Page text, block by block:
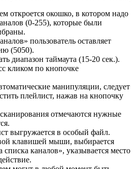
откроется окошко, в котором надо
(0-255), которые были
пользователь оставляет
(5050).
диапазон таймаута (15-20 сек.).
кликом по кнопочке
манипуляции, следует
плейлист, нажав на кнопочку
отмечаются нужные
выгружается в особый файл.
клавишей мыши, выбирается
каналов», указывается место